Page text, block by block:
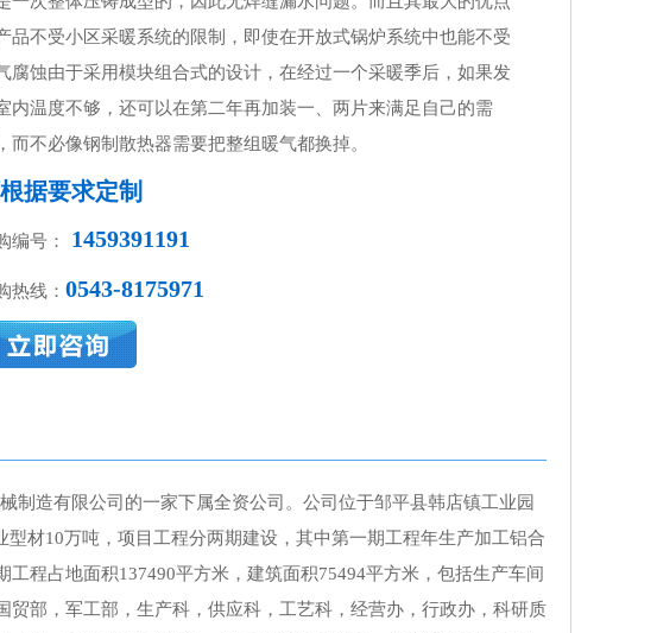
品不受小区采暖系统的限制，即使在开放式锅炉系统中也能不受
腐蚀由于采用模块组合式的设计，在经过一个采暖季后，如果发
内温度不够，还可以在第二年再加装一、两片来满足自己的需
而不必像钢制散热器需要把整组暖气都换掉。
据要求定制
编号： 1459391191
热线： 0543-8175971
造有限公司的一家下属全资公司。公司位于邹平县韩店镇工业园
材10万吨，项目工程分两期建设，其中第一期工程年生产加工铝合
程占地面积137490平方米，建筑面积75494平方米，包括生产车间
部，军工部，生产科，供应科，工艺科，经营办，行政办，科研质